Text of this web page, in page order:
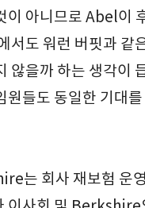
이 아니므로 Abel이
서도 워런 버핏과 같
않을까 하는 생각이
원들도 동일한 기대
는 회사 재보험 운